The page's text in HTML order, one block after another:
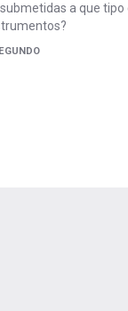
a que